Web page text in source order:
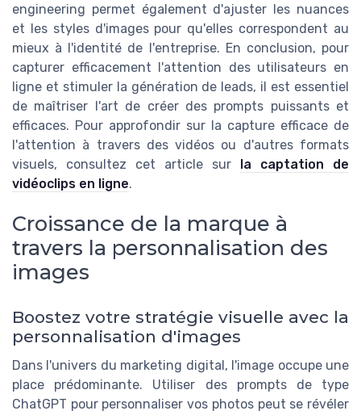
engineering permet également d'ajuster les nuances
et les styles d'images pour qu'elles correspondent au
mieux à l'identité de l'entreprise. En conclusion, pour
capturer efficacement l'attention des utilisateurs en
ligne et stimuler la génération de leads, il est essentiel
de maîtriser l'art de créer des prompts puissants et
efficaces. Pour approfondir sur la capture efficace de
l'attention à travers des vidéos ou d'autres formats
visuels, consultez cet article sur la captation de
vidéoclips en ligne.
Croissance de la marque à
travers la personnalisation des
images
Boostez votre stratégie visuelle avec la
personnalisation d'images
Dans l'univers du marketing digital, l'image occupe une
place prédominante. Utiliser des prompts de type
ChatGPT pour personnaliser vos photos peut se révéler